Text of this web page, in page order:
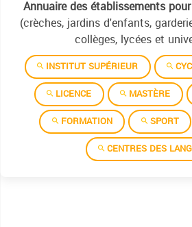
Annuaire des établissements
(crèches, jardins d'enfants,
collèges, lycées et
INSTITUT SUPÉRIEUR
LICENCE
MASTÈRE
FORMATION
SPORT
CENTRES DES